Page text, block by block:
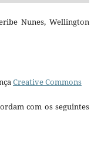
Nunes, Wellington
Creative Commons
com os seguintes